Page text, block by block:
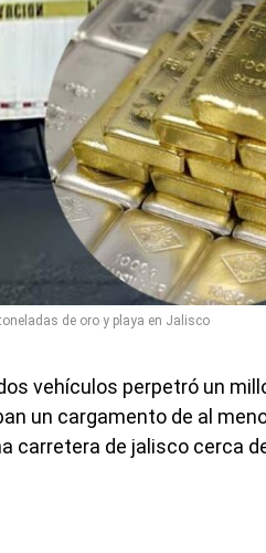
de oro y playa en Jalisco
vehículos perpetró un
un cargamento de al
carretera de jalisco cerca